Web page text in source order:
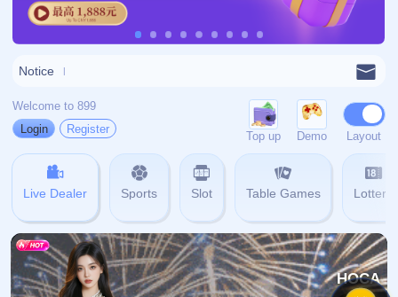
404错误
抱歉，找不到该页面
返回首页